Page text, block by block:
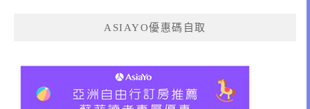
ASIAYO優惠碼自取